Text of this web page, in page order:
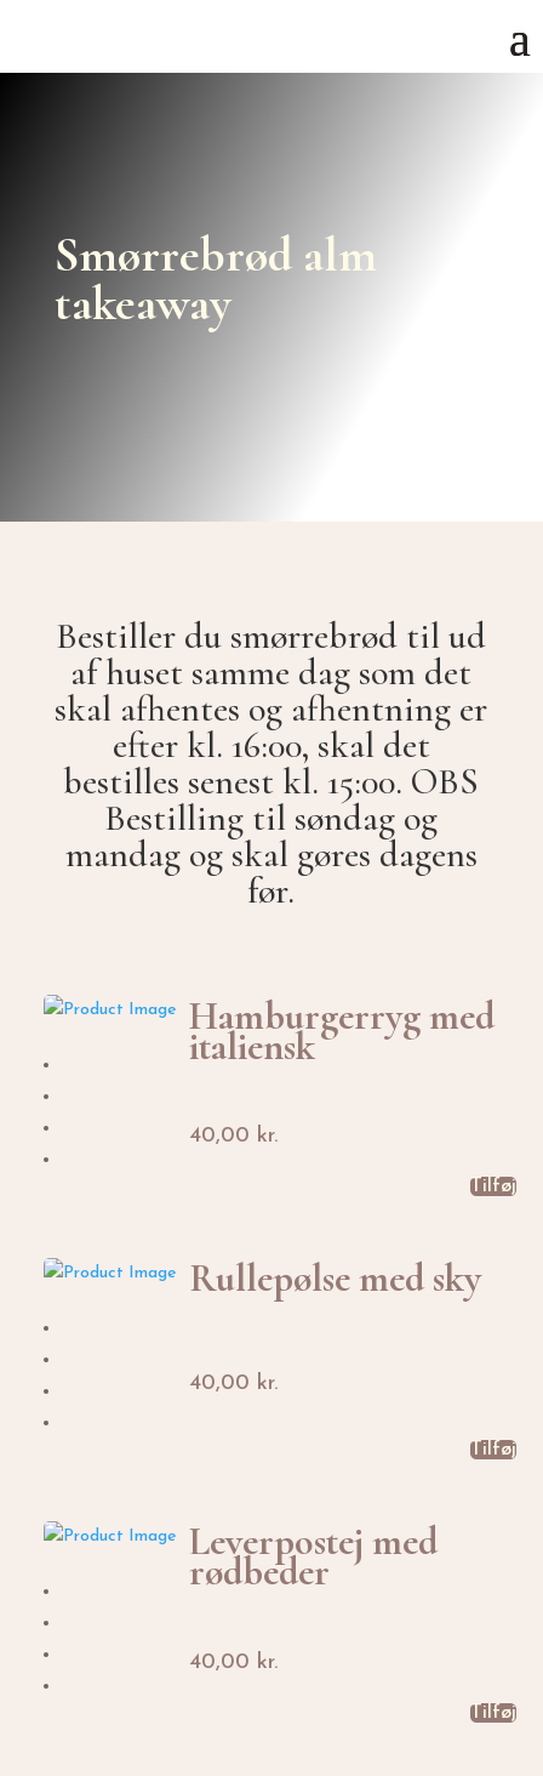
Smørrebrød alm
takeaway
Bestiller du smørrebrød til ud
af huset samme dag som det
skal afhentes og afhentning er
efter kl. 16:00, skal det
bestilles senest kl. 15:00. OBS
Bestilling til søndag og
mandag og skal gøres dagens
før.
Hamburgerryg med
italiensk
40,00 kr.
Tilføj
Rullepølse med sky
40,00 kr.
Tilføj
Leverpostej med
rødbeder
40,00 kr.
Tilføj